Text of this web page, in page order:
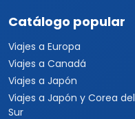
Catálogo popular
Viajes a Europa
Viajes a Canadá
Viajes a Japón
Viajes a Japón y Corea del
Sur